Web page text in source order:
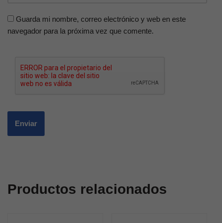
Guarda mi nombre, correo electrónico y web en este
navegador para la próxima vez que comente.
Productos relacionados